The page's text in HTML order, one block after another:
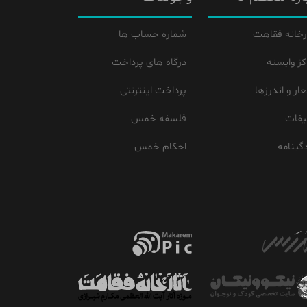
فقاهت
وابسته
و اندرزها
شماره حساب ها
درگاه های پرداخت
پرداخت اینترنتی
فلسفه خمس
احکام خمس